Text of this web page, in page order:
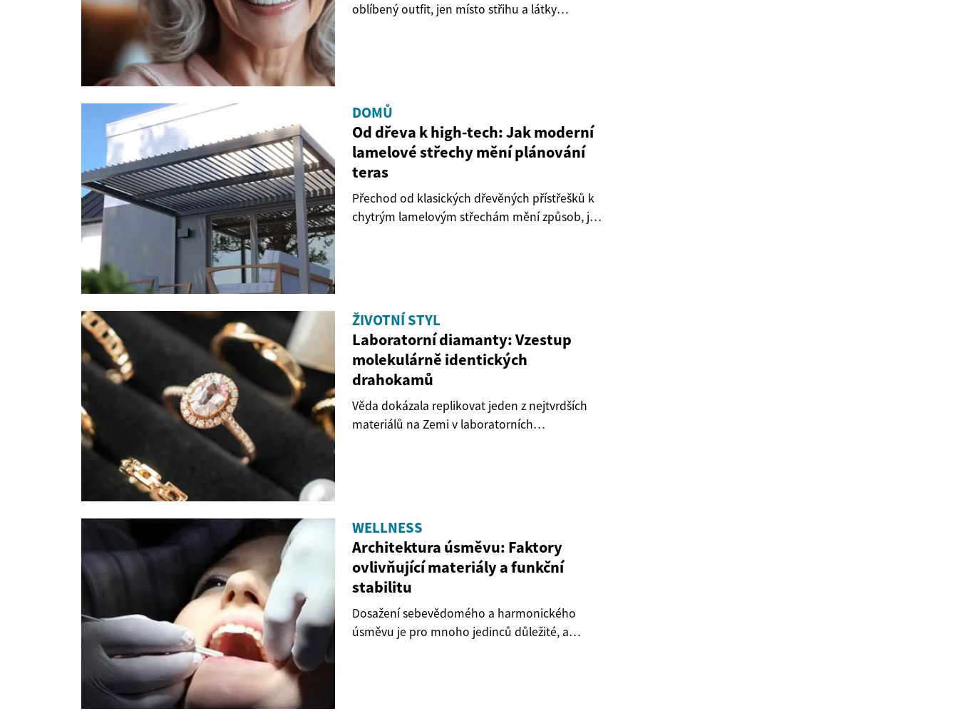
oblíbený outfit, jen místo střihu a látky
DOMŮ
Od dřeva k high-tech: Jak moderní
lamelové střechy mění plánování
teras
Přechod od klasických dřevěných přístřešků k
chytrým lamelovým střechám mění způsob, jak
ŽIVOTNÍ STYL
Laboratorní diamanty: Vzestup
molekulárně identických
drahokamů
Věda dokázala replikovat jeden z nejtvrdších
materiálů na Zemi v laboratorních
WELLNESS
Architektura úsměvu: Faktory
ovlivňující materiály a funkční
stabilitu
Dosažení sebevědomého a harmonického
úsměvu je pro mnoho jedinců důležité, a